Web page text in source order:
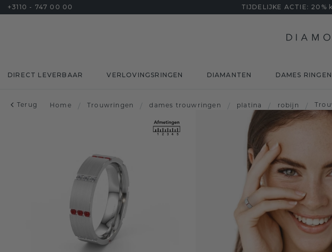
+3110 - 747 00 00 TIJDELIJKE ACTIE:
DIRECT LEVERBAAR VERLOVINGSRINGEN DIAMANTEN DAMES RINGEN
Terug Home / Trouwringen / dames trouwringen / platina / robijn /